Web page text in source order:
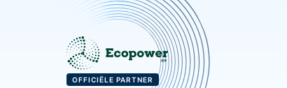
OFFICIËLE PARTNER